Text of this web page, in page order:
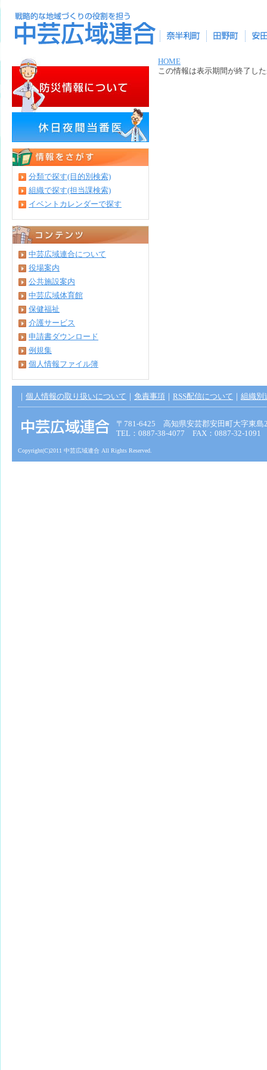
分類で探す(目的別検索)
組織で探す(担当課検索)
イベントカレンダーで探す
中芸広域連合について
役場案内
公共施設案内
中芸広域体育館
保健福祉
介護サービス
申請書ダウンロード
例規集
個人情報ファイル簿
HOME
この情報は表示期間が終了し
｜ 個人情報の取り扱いについて ｜ 免責事項 ｜ RSS配信について ｜ 組織別
〒781-6425 高知県安芸郡安田町大字東島
TEL：0887-38-4077 FAX：0887-32-1091
Copyright(C)2011 中芸広域連合 All Rights Reserved.